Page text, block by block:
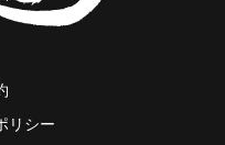
リシー